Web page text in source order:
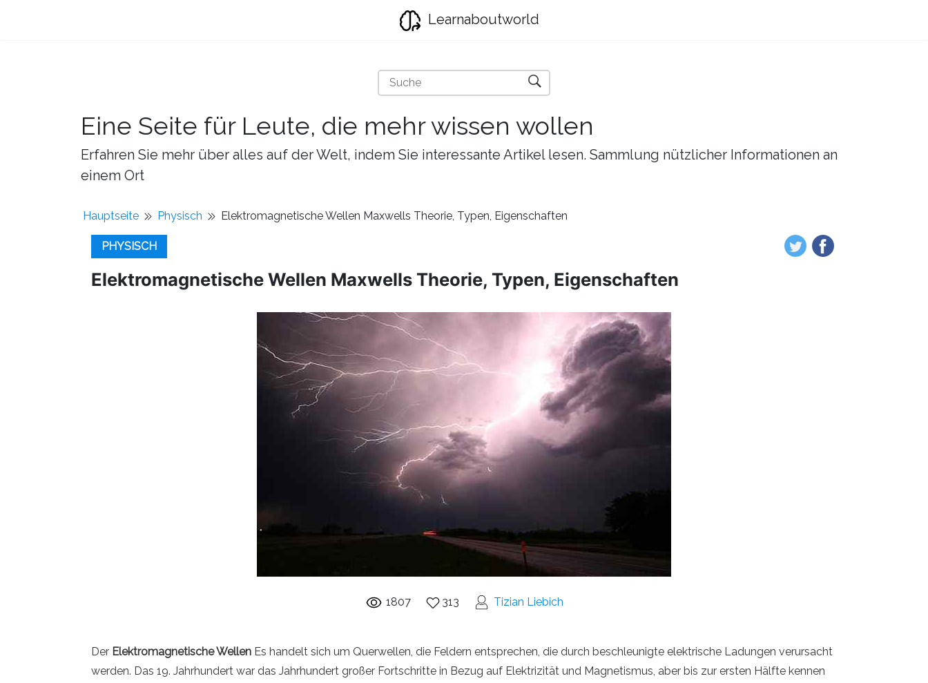
Learnaboutworld
Eine Seite für Leute, die mehr wissen wollen
Erfahren Sie mehr über alles auf der Welt, indem Sie interessante Artikel lesen. Sammlung nützlicher Informationen an
einem Ort
Hauptseite Physisch Elektromagnetische Wellen Maxwells Theorie, Typen, Eigenschaften
PHYSISCH
Elektromagnetische Wellen Maxwells Theorie, Typen, Eigenschaften
1807 313 Tizian Liebich
Der Elektromagnetische Wellen Es handelt sich um Querwellen, die Feldern entsprechen, die durch beschleunigte elektrische Ladungen verursacht
werden. Das 19. Jahrhundert war das Jahrhundert großer Fortschritte in Bezug auf Elektrizität und Magnetismus, aber bis zur ersten Hälfte kennen